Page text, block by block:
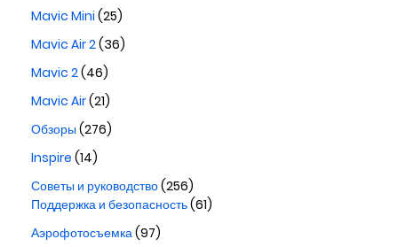
Mavic Mini (25)
Mavic Air 2(36)
Mavic 2(46)
Mavic Air(21)
Обзоры(276)
Inspire (14)
Советы и руководство(256)
Поддержка и безопасность(61)
Аэрофотосъемка(97)